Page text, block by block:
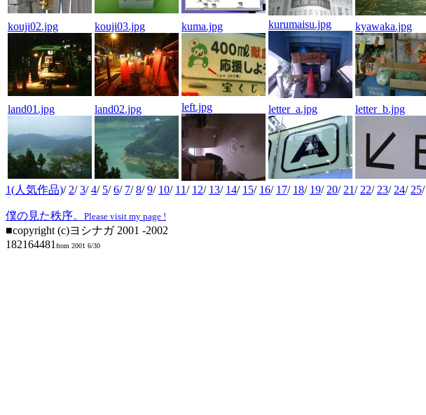
kouji02.jpg kouji03.jpg kuma.jpg kurumaisu.jpg kyawaka.jpg
land01.jpg land02.jpg left.jpg letter_a.jpg letter_b.jpg
1(人気作品)/ 2/3/4/ 5/6/ 7/8/9/ 10/ 11/ 12/ 13/ 14/ 15/ 16/ 17/ 18/ 19/ 20/ 21/ 22/ 23/ 24/ 25/
僕の見た秩序。 Please visit my page !
■copyright (c)ヨシナガ 2001 -2002
182164481 from 2001 6/30